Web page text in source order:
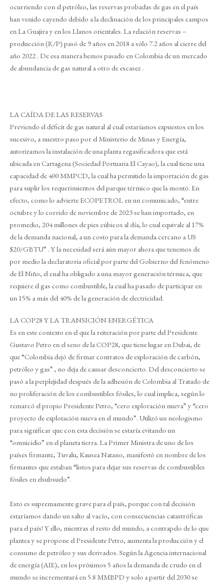
ocurriendo con el petróleo, las reservas probadas de gas en el país
han venido cayendo debido a la declinación de los principales campos
en La Guajira y en los Llanos orientales. La relación reservas –
producción (R/P) pasó de 9 años en 2018 a sólo 7.2 años al cierre del
año 2022 . De esa manera hemos pasado en Colombia de un mercado
de abundancia de gas natural a otro de escasez .
LA CAÍDA DE LAS RESERVAS
Previendo el déficit de gas natural al cual estaríamos expuestos en los
sucesivo, a nuestro paso por el Ministerio de Minas y Energía,
autorizamos la instalación de una planta regasificadora que está
ubicada en Cartagena (Sociedad Portuaria El Cayao), la cual tiene una
capacidad de 400 MMPCD, la cual ha permitido la importación de gas
para suplir los requerimientos del parque térmico que la montó. En
efecto, como lo advierte ECOPETROL en un comunicado, “entre
octubre y lo corrido de noviembre de 2023 se han importado, en
promedio, 204 millones de pies cúbicos al día, lo cual equivale al 17%
de la demanda nacional, a un costo para la demanda cercano a US
$20/GBTU” . Y la necesidad será aún mayor ahora que tenemos de
por medio la declaratoria oficial por parte del Gobierno del fenómeno
de El Niño, el cual ha obligado a una mayor generación térmica, que
requiere el gas como combustible, la cual ha pasado de participar en
un 15% a más del 40% de la generación de electricidad.
LA COP28 Y LA TRANSICIÓN ENERGÉTICA
Es en este contexto en el que la reiteración por parte del Presidente
Gustavo Petro en el seno de la COP28, que tiene lugar en Dubai, de
que “Colombia dejó de firmar contratos de exploración de carbón,
petróleo y gas” , no deja de causar desconcierto. Del desconcierto se
pasó a la perplejidad después de la adhesión de Colombia al Tratado de
no proliferación de los combustibles fósiles, lo cual implica, según lo
remarcó el propio Presidente Petro, “cero exploración nueva” y “cero
proyecto de explotación nueva en el mundo”. Utilizó un neologismo
para significar que con esta decisión se estaría evitando un
“omnicidio” en el planeta tierra. La Primer Ministra de uno de los
países firmante, Tuvalu, Kausea Natano, manifestó en nombre de los
firmantes que estaban “listos para dejar sus reservas de combustibles
fósiles en elsubsuelo”.
Esto es supremamente grave para el país, porque con tal decisión
estaríamos dando un salto al vacío, con consecuencias catastróficas
para el país! Y ello, mientras el resto del mundo, a contrapelo de lo que
plantea y se propone el Presidente Petro, aumenta la producción y el
consumo de petróleo y sus derivados. Según la Agencia internacional
de energía (AIE), en los próximos 5 años la demanda de crudo en el
mundo se incrementará en 5.8 MMBPD y solo a partir del 2030 se